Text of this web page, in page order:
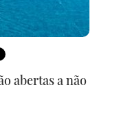
abertas a não